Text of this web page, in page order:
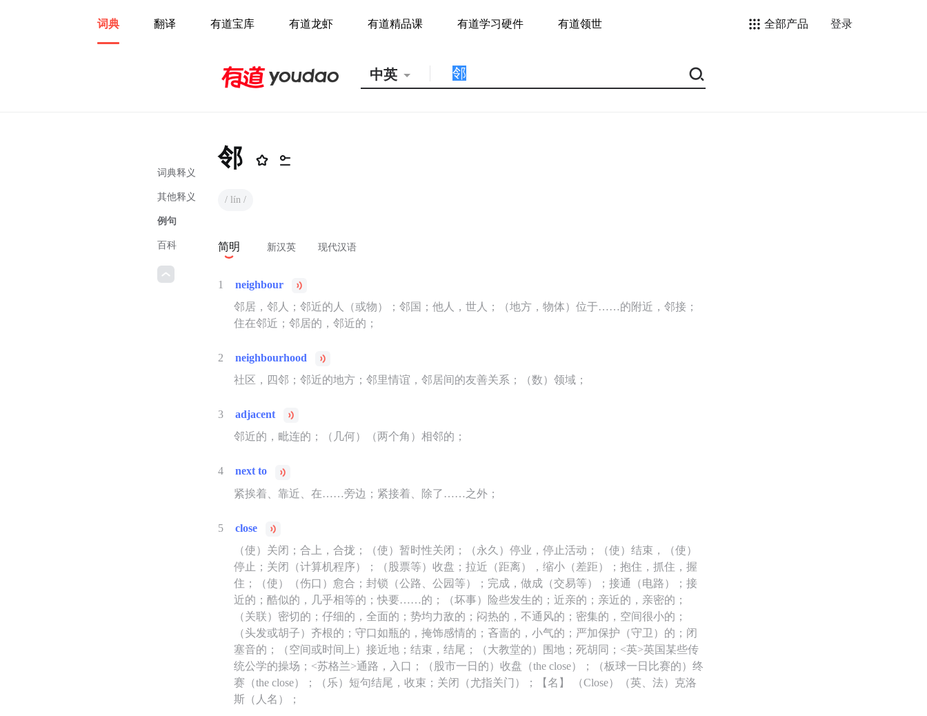
词典 翻译 有道宝库 有道龙虾 有道精品课 有道学习硬件 有道领世 全部产品 登录
中英
词典释义
其他释义
例句
百科
邻
/ lín /
简明 新汉英 现代汉语
1
neighbour
邻居，邻人；邻近的人（或物）；邻国；他人，世人；（地方，物体）位于……的附近，邻接；
住在邻近；邻居的，邻近的；
2
neighbourhood
社区，四邻；邻近的地方；邻里情谊，邻居间的友善关系；（数）领域；
3
adjacent
邻近的，毗连的；（几何）（两个角）相邻的；
4
next to
紧挨着、靠近、在……旁边；紧接着、除了……之外；
5
close
（使）关闭；合上，合拢；（使）暂时性关闭；（永久）停业，停止活动；（使）结束，（使）
停止；关闭（计算机程序）；（股票等）收盘；拉近（距离），缩小（差距）；抱住，抓住，握
住；（使）（伤口）愈合；封锁（公路、公园等）；完成，做成（交易等）；接通（电路）；接
近的；酷似的，几乎相等的；快要……的；（坏事）险些发生的；近亲的；亲近的，亲密的；
（关联）密切的；仔细的，全面的；势均力敌的；闷热的，不通风的；密集的，空间很小的；
（头发或胡子）齐根的；守口如瓶的，掩饰感情的；吝啬的，小气的；严加保护（守卫）的；闭
塞音的；（空间或时间上）接近地；结束，结尾；（大教堂的）围地；死胡同；<英>英国某些传
统公学的操场；<苏格兰>通路，入口；（股市一日的）收盘（the close）；（板球一日比赛的）终
赛（the close）；（乐）短句结尾，收束；关闭（尤指关门）；【名】 （Close）（英、法）克洛
斯（人名）；